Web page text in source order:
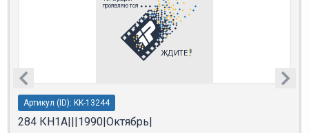
Артикул (ID): KK-13244
284 КН1А|||1990|Октябрь|